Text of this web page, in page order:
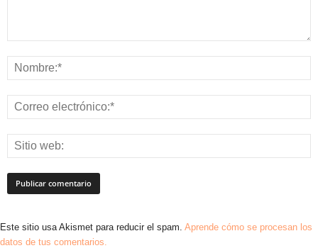
Este sitio usa Akismet para reducir el spam. Aprende cómo se procesan los
datos de tus comentarios.